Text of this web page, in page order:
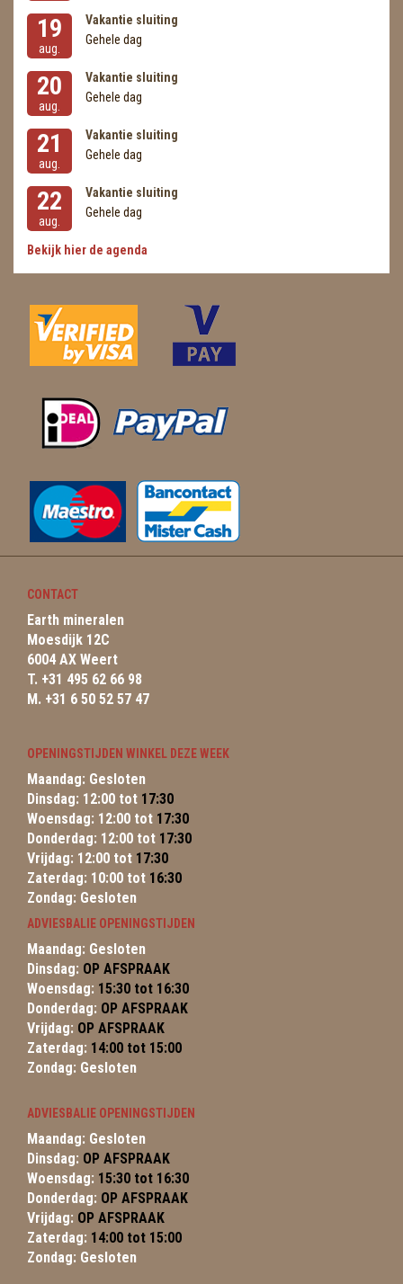
19
aug.
Vakantie sluiting
Gehele dag
20
aug.
Vakantie sluiting
Gehele dag
21
aug.
Vakantie sluiting
Gehele dag
22
aug.
Vakantie sluiting
Gehele dag
Bekijk hier de agenda
CONTACT
Earth mineralen
Moesdijk 12C
6004 AX Weert
T. +31 495 62 66 98
M. +31 6 50 52 57 47
OPENINGSTIJDEN WINKEL DEZE WEEK
Maandag: Gesloten
Dinsdag: 12:00 tot 17:30
Woensdag: 12:00 tot 17:30
Donderdag: 12:00 tot 17:30
Vrijdag: 12:00 tot 17:30
Zaterdag: 10:00 tot 16:30
Zondag: Gesloten
ADVIESBALIE OPENINGSTIJDEN
Maandag: Gesloten
Dinsdag: OP AFSPRAAK
Woensdag: 15:30 tot 16:30
Donderdag: OP AFSPRAAK
Vrijdag: OP AFSPRAAK
Zaterdag: 14:00 tot 15:00
Zondag: Gesloten
ADVIESBALIE OPENINGSTIJDEN
Maandag: Gesloten
Dinsdag: OP AFSPRAAK
Woensdag: 15:30 tot 16:30
Donderdag: OP AFSPRAAK
Vrijdag: OP AFSPRAAK
Zaterdag: 14:00 tot 15:00
Zondag: Gesloten